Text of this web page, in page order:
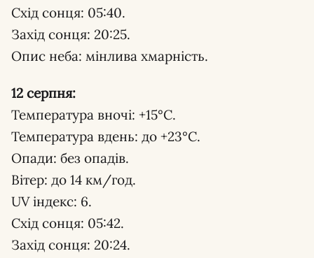
Схід сонця: 05:40.
Захід сонця: 20:25.
Опис неба: мінлива хмарність.
12 серпня:
Температура вночі: +15°С.
Температура вдень: до +23°С.
Опади: без опадів.
Вітер: до 14 км/год.
UV індекс: 6.
Схід сонця: 05:42.
Захід сонця: 20:24.